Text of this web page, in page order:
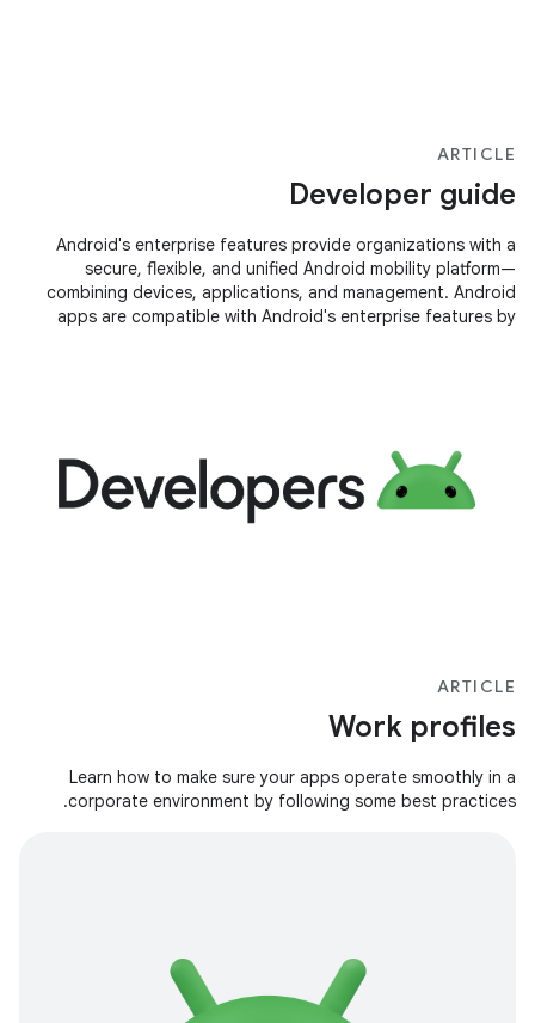
ARTICLE
Developer guide
Android's enterprise features provide organizations with a
secure, flexible, and unified Android mobility platform—
combining devices, applications, and management. Android
apps are compatible with Android's enterprise features by
ARTICLE
Work profiles
Learn how to make sure your apps operate smoothly in a
corporate environment by following some best practices.